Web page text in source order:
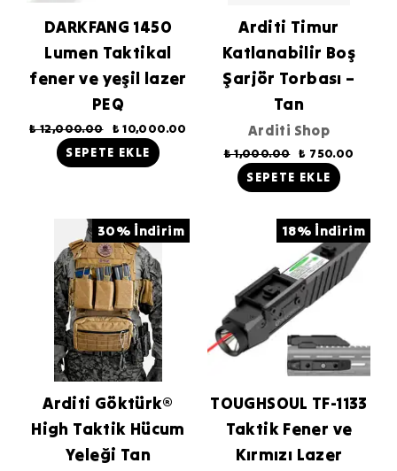
DARKFANG 1450
Lumen Taktikal
fener ve yeşil lazer
PEQ
₺ 12,000.00 ₺ 10,000.00
SEPETE EKLE
Arditi Timur
Katlanabilir Boş
Şarjör Torbası –
Tan
Arditi Shop
₺ 1,000.00 ₺ 750.00
SEPETE EKLE
30% İndirim
Arditi Göktürk®
High Taktik Hücum
Yeleği Tan
18% İndirim
TOUGHSOUL TF-1133
Taktik Fener ve
Kırmızı Lazer